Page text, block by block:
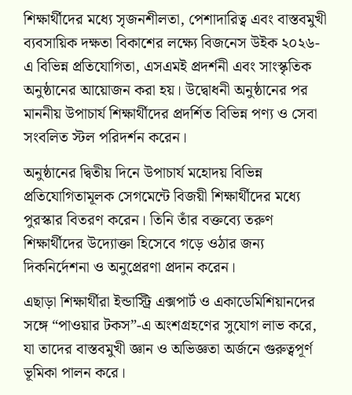
শিক্ষার্থীদের মধ্যে সৃজনশীলতা, পেশাদারিত্ব এবং বাস্তবমুখী
ব্যবসায়িক দক্ষতা বিকাশের লক্ষ্যে বিজনেস উইক ২০২৬-
এ বিভিন্ন প্রতিযোগিতা, এসএমই প্রদর্শনী এবং সাংস্কৃতিক
অনুষ্ঠানের আয়োজন করা হয়। উদ্বোধনী অনুষ্ঠানের পর
মাননীয় উপাচার্য শিক্ষার্থীদের প্রদর্শিত বিভিন্ন পণ্য ও সেবা
সংবলিত স্টল পরিদর্শন করেন।
অনুষ্ঠানের দ্বিতীয় দিনে উপাচার্য মহোদয় বিভিন্ন
প্রতিযোগিতামূলক সেগমেন্টে বিজয়ী শিক্ষার্থীদের মধ্যে
পুরস্কার বিতরণ করেন। তিনি তাঁর বক্তব্যে তরুণ
শিক্ষার্থীদের উদ্যোক্তা হিসেবে গড়ে ওঠার জন্য
দিকনির্দেশনা ও অনুপ্রেরণা প্রদান করেন।
এছাড়া শিক্ষার্থীরা ইন্ডাস্ট্রি এক্সপার্ট ও একাডেমিশিয়ানদের
সঙ্গে “পাওয়ার টকস”-এ অংশগ্রহণের সুযোগ লাভ করে,
যা তাদের বাস্তবমুখী জ্ঞান ও অভিজ্ঞতা অর্জনে গুরুত্বপূর্ণ
ভূমিকা পালন করে।